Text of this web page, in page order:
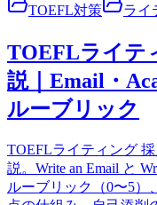
TOEFL対策 ライ
TOEFLライテ
説｜Email・
ルーブリック
TOEFLライティング
説。Write an Email と
ルーブリック（0〜5